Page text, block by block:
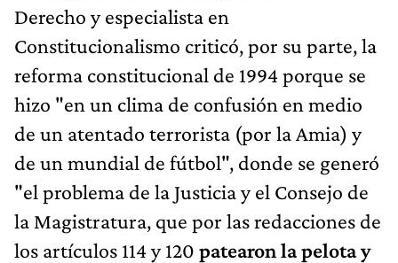
Derecho y especialista en
Constitucionalismo criticó, por su parte, la
reforma constitucional de 1994 porque se
hizo "en un clima de confusión en medio
de un atentado terrorista (por la Amia) y
de un mundial de fútbol", donde se generó
"el problema de la Justicia y el Consejo de
la Magistratura, que por las redacciones de
los artículos 114 y 120 patearon la pelota y